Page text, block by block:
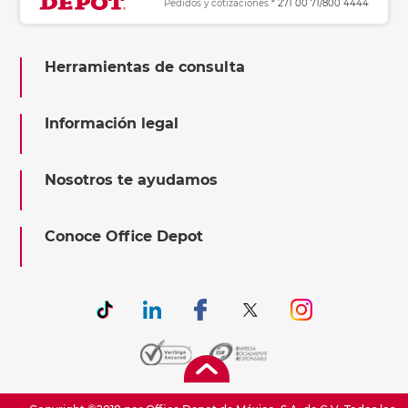
Pedidos y cotizaciones * 271 00 71/800 4444
Herramientas de consulta
Información legal
Nosotros te ayudamos
Conoce Office Depot